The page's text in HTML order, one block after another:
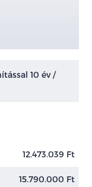
10 év /
12.473.039 Ft
15.790.000 Ft